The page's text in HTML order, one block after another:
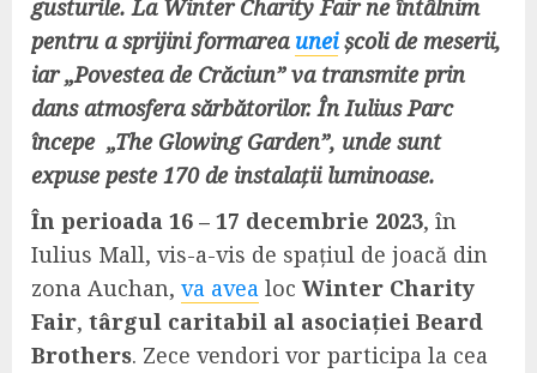
gusturile. La Winter Charity Fair ne întâlnim
pentru a sprijini formarea uneișcoli de meserii,
iar „Povestea de Crăciun” va transmite prin
dans atmosfera sărbătorilor. În Iulius Parc
începe „The Glowing Garden”, unde sunt
expuse peste 170 de instalații luminoase.
În perioada 16 – 17 decembrie 2023, în
Iulius Mall, vis-a-vis de spațiul de joacă din
zona Auchan, va avea loc Winter Charity
Fair, târgul caritabil al asociației Beard
Brothers. Zece vendori vor participa la cea